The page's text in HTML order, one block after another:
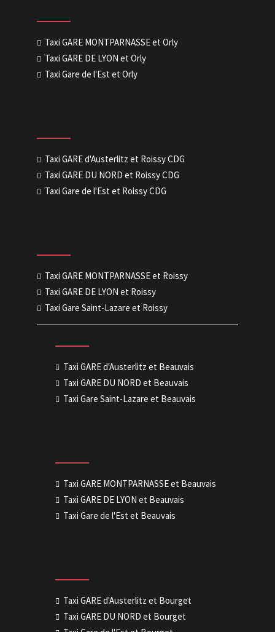
Taxi GARE MONTPARNASSE et Orly
Taxi GARE DE LYON et Orly
Taxi Gare de l'Est et Orly
Taxi GARE d'Austerlitz et Roissy CDG
Taxi GARE DU NORD et Roissy CDG
Taxi Gare de l'Est et Roissy CDG
Taxi GARE MONTPARNASSE et Roissy
Taxi GARE DE LYON et Roissy
Taxi Gare Saint-Lazare et Roissy
Taxi GARE d'Austerlitz et Beauvais
Taxi GARE DU NORD et Beauvais
Taxi Gare Saint-Lazare et Beauvais
Taxi GARE MONTPARNASSE et Beauvais
Taxi GARE DE LYON et Beauvais
Taxi Gare de l'Est et Beauvais
Taxi GARE d'Austerlitz et Bourget
Taxi GARE DU NORD et Bourget